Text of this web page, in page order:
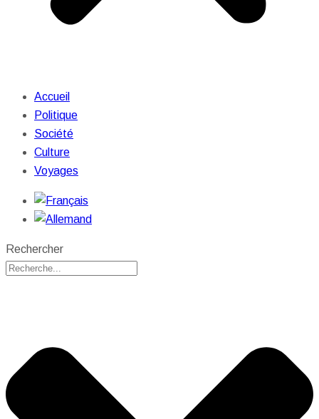
Accueil
Politique
Société
Culture
Voyages
Rechercher